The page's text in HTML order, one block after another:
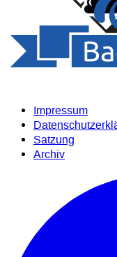
Impressum
Satzung
Archiv